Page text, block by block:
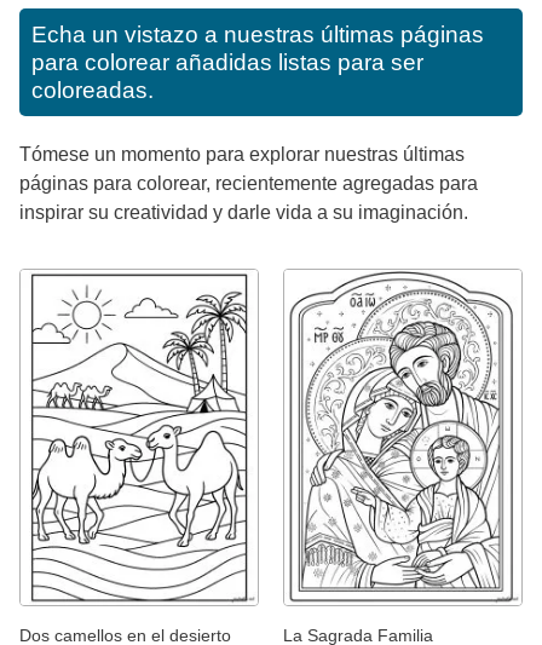
Echa un vistazo a nuestras últimas páginas
para colorear añadidas listas para ser
coloreadas.
Tómese un momento para explorar nuestras últimas
páginas para colorear, recientemente agregadas para
inspirar su creatividad y darle vida a su imaginación.
Dos camellos en el desierto La Sagrada Familia